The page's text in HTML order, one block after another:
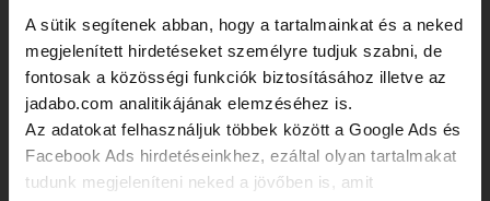
A sütik segítenek abban, hogy a tartalmainkat és a neked
megjelenített hirdetéseket személyre tudjuk szabni, de
fontosak a közösségi funkciók biztosításához illetve az
jadabo.com analitikájának elemzéséhez is.
Az adatokat felhasználjuk többek között a Google Ads és
Facebook Ads hirdetéseinkhez, ezáltal olyan tartalmakat
tudunk megjeleníteni neked a jövőben is, amit
IRON CLAW Skinny Jake 11cm OB
gumihal
200 Ft